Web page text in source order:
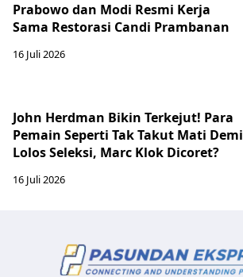
Prabowo dan Modi Resmi Kerja
Sama Restorasi Candi Prambanan
16 Juli 2026
John Herdman Bikin Terkejut! Para
Pemain Seperti Tak Takut Mati Demi
Lolos Seleksi, Marc Klok Dicoret?
16 Juli 2026